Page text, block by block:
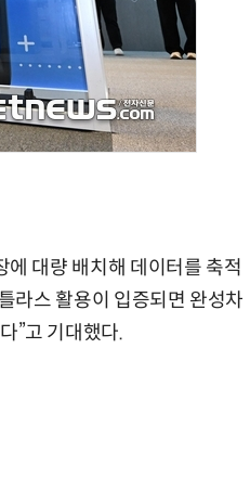
에 대량 배치해 데이터를 축적
라스 활용이 입증되면 완성차
”고 기대했다.